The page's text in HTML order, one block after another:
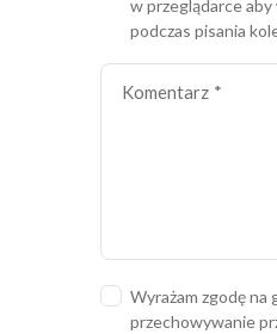
w przeglądarce
podczas pisania
Wyrażam zgodę na
przechowywanie